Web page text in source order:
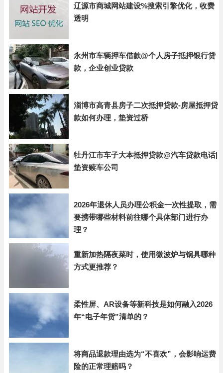
辽源市商城网站建设%搜索引擎优化，收费
透明
永州市车辆押车借款@个人房子抵押银行贷
款，企业创业贷款
淄博市高青县房子二次抵押贷款-房屋抵押贷
款如何办理，垫资过桥
牡丹江市车子大本抵押贷款@汽车贷款电话|
垫资赎车公司
2026年退休人员办理公积金一次性提取，需
要携带哪些材料前往哪个具体部门进行办
理？
重新加热隔夜菜时，使用微波炉与锅具哪种
方式更推荐？
柔性屏、AR设备等新科技是如何融入2026
年“电子年货”清单的？
将商品退款理由选为“不喜欢”，会影响运费
险的正常理赔吗？